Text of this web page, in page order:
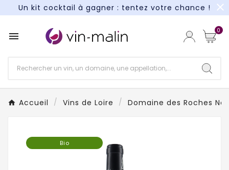
Un kit cocktail à gagner : tentez votre chance !
Un kit cocktail à gagner : tentez votre chance !
close
 0
Accueil Vins de Loire Domaine des Roches
Bio